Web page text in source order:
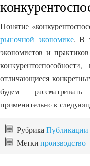
Понятие
рыночной экономике. В
экономистов и
отличающиеся
будем рассматривать
применительно к
РубрикаПубликации
Метки производство